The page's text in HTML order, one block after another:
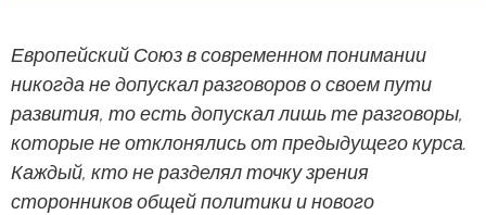
Европейский Союз в современном понимании
никогда не допускал разговоров о своем пути
развития, то есть допускал лишь те разговоры,
которые не отклонялись от предыдущего курса.
Каждый, кто не разделял точку зрения
сторонников общей политики и нового